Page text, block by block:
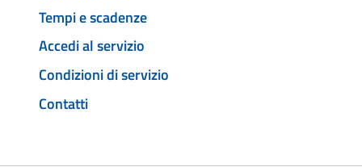
Tempi e scadenze
Accedi al servizio
Condizioni di servizio
Contatti